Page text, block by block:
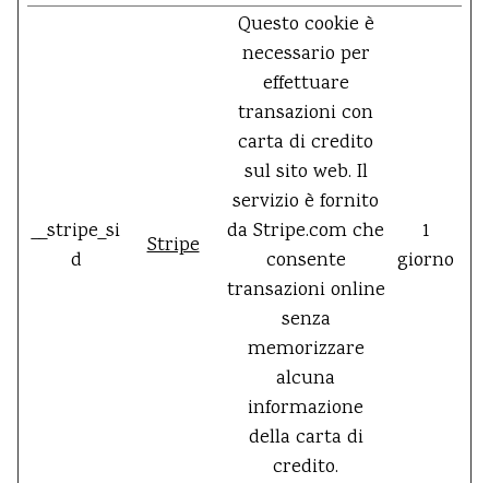
__stripe_si
d
Stripe
Questo cookie è
necessario per
effettuare
transazioni con
carta di credito
sul sito web. Il
servizio è fornito
da Stripe.com che
consente
transazioni online
senza
memorizzare
alcuna
informazione
della carta di
credito.
1
giorno